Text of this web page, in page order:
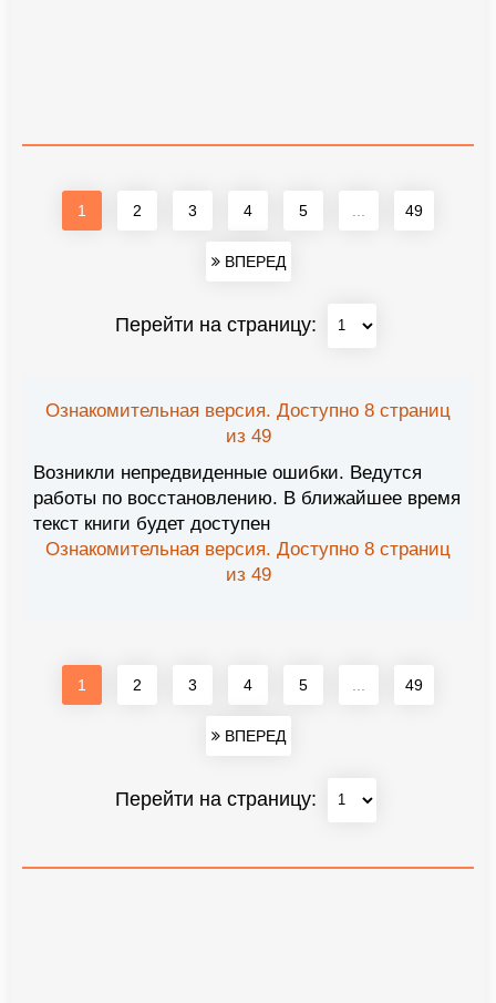
1 2 3 4 5 49
ВПЕРЕД
Перейти на страницу:
Ознакомительная версия. Доступно 8 страниц
из 49
Возникли непредвиденные ошибки. Ведутся
работы по восстановлению. В ближайшее время
текст книги будет доступен
Ознакомительная версия. Доступно 8 страниц
из 49
1 2 3 4 5 49
ВПЕРЕД
Перейти на страницу: